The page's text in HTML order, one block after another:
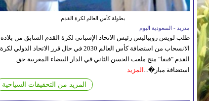
بطولة كأس العالم لكرة القدم
مدريد - السعودية اليوم
طلب لويس روبياليس رئيس الاتحاد الإسباني لكرة القدم السابق من بلاده
الانسحاب من استضافة كأس العالم 2030 في حال قرر الاتحاد الدولي لكرة
القدم "فيفا" منح ملعب الحسن الثاني في الدار البيضاء المغربية حق
استضافة مبار�... المزيد
المزيد من التحقيقات السياحية